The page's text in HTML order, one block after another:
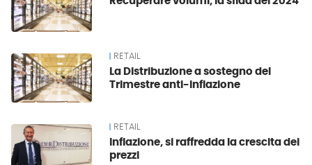
RETAIL
La Distribuzione a sostegno del
Trimestre anti-inflazione
RETAIL
Inflazione, si raffredda la crescita dei
prezzi